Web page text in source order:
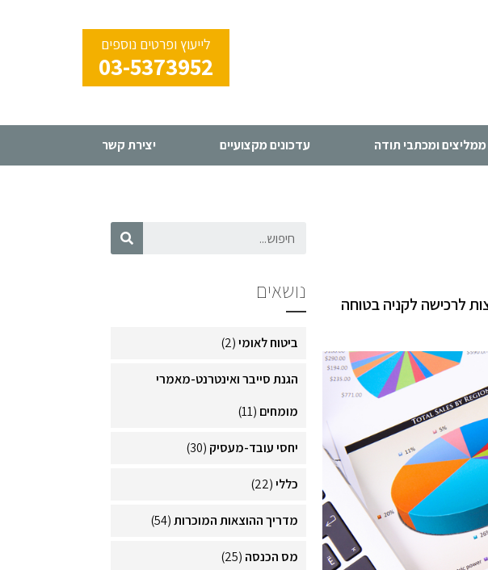
לייעוץ ופרטים נוספים
03-5373952
ומכתבי תודה עדכונים מקצועיים יצירת קשר
לרכישה לקניה בטוחה
נושאים
ביטוח לאומי(2)
הגנת סייבר ואינטרנט-מאמרי
מומחים (11)
יחסי עובד-מעסיק (30)
כללי(22)
מדריך ההוצאות המוכרות(54)
מס הכנסה (25)